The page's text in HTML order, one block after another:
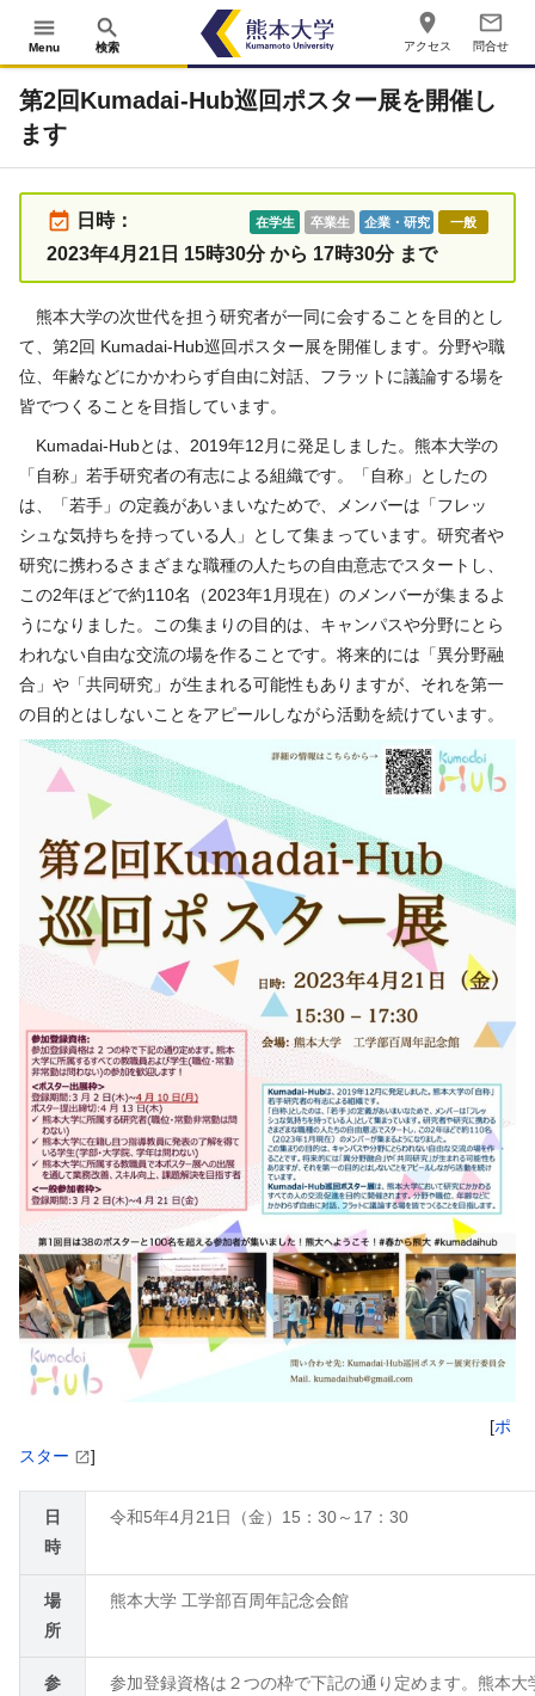
menu
Menu
search
検索
place
アクセス
mail_outline
問合せ
第2回Kumadai-Hub巡回ポスター展を開催し
ます
event_available 日時：
2023年4月21日 15時30分 から 17時30分 まで
在学生 卒業生 企業・研究 一般
熊本大学の次世代を担う研究者が一同に会することを目的とし
て、第2回 Kumadai-Hub巡回ポスター展を開催します。分野や職
位、年齢などにかかわらず⾃由に対話、フラットに議論する場を
皆でつくることを⽬指しています。
Kumadai-Hubとは、2019年12⽉に発⾜しました。熊本⼤学の
「⾃称」若⼿研究者の有志による組織です。「⾃称」としたの
は、「若⼿」の定義があいまいなためで、メンバーは「フレッ
シュな気持ちを持っている⼈」として集まっています。研究者や
研究に携わるさまざまな職種の⼈たちの⾃由意志でスタートし、
この2年ほどで約110名（2023年1⽉現在）のメンバーが集まるよ
うになりました。この集まりの⽬的は、キャンパスや分野にとら
われない⾃由な交流の場を作ることです。将来的には「異分野融
合」や「共同研究」が⽣まれる可能性もありますが、それを第⼀
の⽬的とはしないことをアピールしながら活動を続けています。
[ポ
スター
]
日
時
令和5年4月21日（金）15：30～17：30
場
所
熊本大学 工学部百周年記念会館
参
参加登録資格は２つの枠で下記の通り定めます。熊本